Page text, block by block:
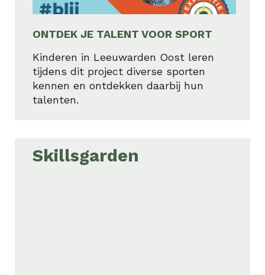
ONTDEK JE TALENT VOOR SPORT
Kinderen in Leeuwarden Oost leren
tijdens dit project diverse sporten
kennen en ontdekken daarbij hun
talenten.
Skillsgarden